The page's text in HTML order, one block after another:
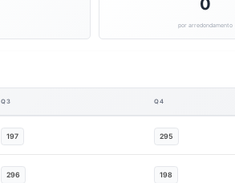
0
por arredondamento
Q3 Q4
197 295
296 198